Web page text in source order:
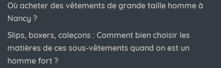
Où acheter des vêtements de grande taille homme à
Nancy ?
Slips, boxers, caleçons : Comment bien choisir les
matières de ces sous-vêtements quand on est un
homme fort ?